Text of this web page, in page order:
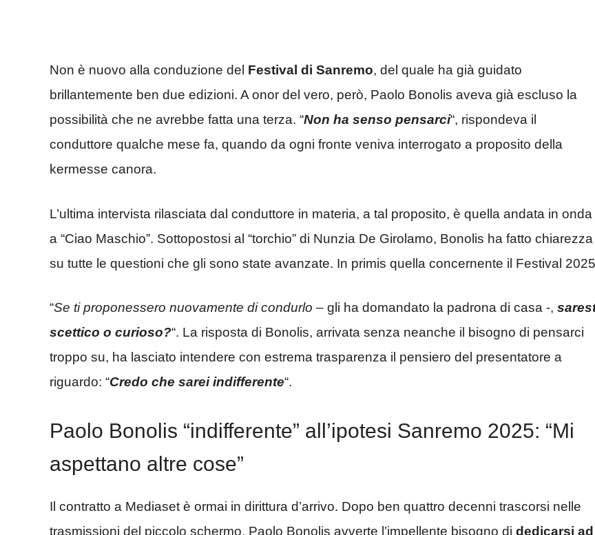
Non è nuovo alla conduzione del Festival di Sanremo, del quale ha già guidato
brillantemente ben due edizioni. A onor del vero, però, Paolo Bonolis aveva già escluso la
possibilità che ne avrebbe fatta una terza. “Non ha senso pensarci“, rispondeva il
conduttore qualche mese fa, quando da ogni fronte veniva interrogato a proposito della
kermesse canora.
L’ultima intervista rilasciata dal conduttore in materia, a tal proposito, è quella andata in onda
a “Ciao Maschio”. Sottopostosi al “torchio” di Nunzia De Girolamo, Bonolis ha fatto chiarezza
su tutte le questioni che gli sono state avanzate. In primis quella concernente il Festival
“Se ti proponessero nuovamente di condurlo – gli ha domandato la padrona di casa -,
scettico o curioso?“. La risposta di Bonolis, arrivata senza neanche il bisogno di pensarci
troppo su, ha lasciato intendere con estrema trasparenza il pensiero del presentatore a
riguardo: “Credo che sarei indifferente“.
Paolo Bonolis “indifferente” all’ipotesi Sanremo 2025: “Mi
aspettano altre cose”
Il contratto a Mediaset è ormai in dirittura d’arrivo. Dopo ben quattro decenni trascorsi nelle
trasmissioni del piccolo schermo, Paolo Bonolis avverte l’impellente bisogno di dedicarsi ad